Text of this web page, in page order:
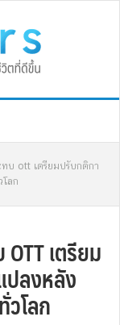
ทบ ott เตรียมปรับกติกา
ลก
เตรียม
ปลงหลัง
วโลก